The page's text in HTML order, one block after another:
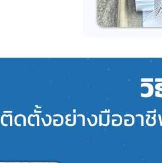
ติดตั้งอย่างมืออา